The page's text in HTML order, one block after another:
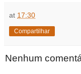
at 17:30
Compartilhar
Nenhum